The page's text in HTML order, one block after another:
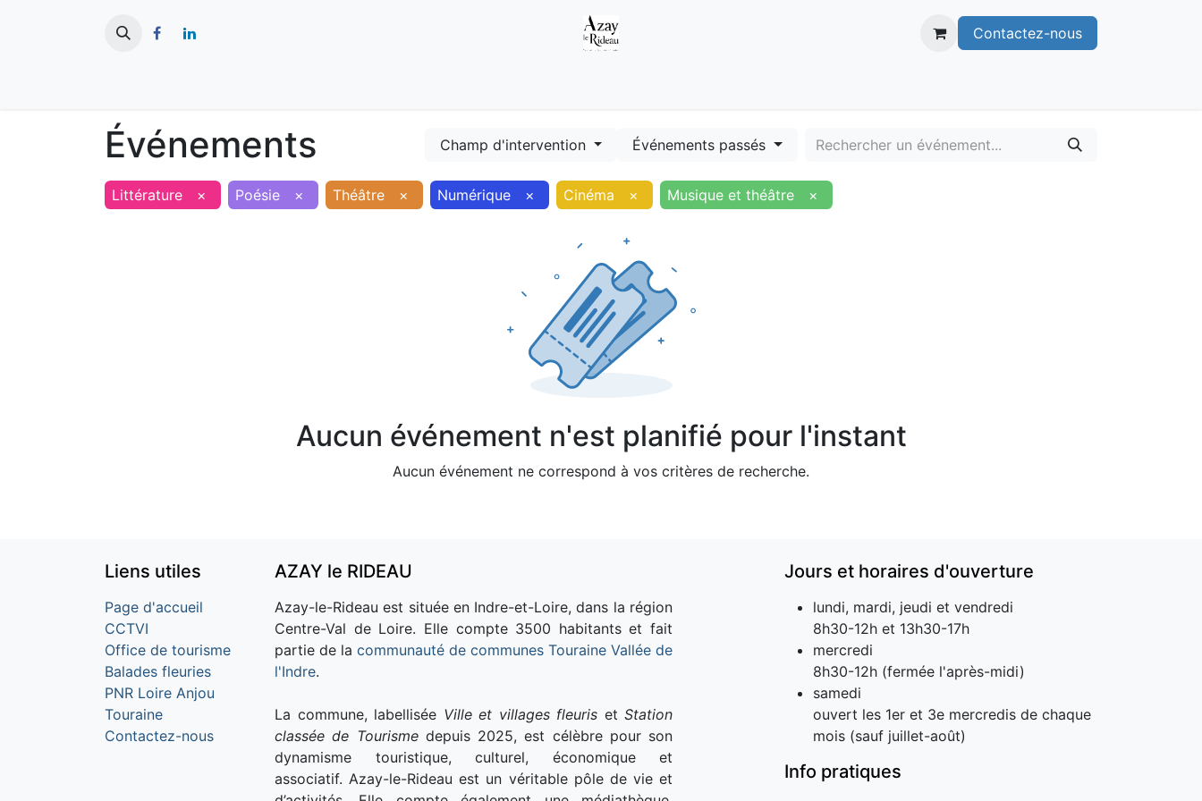
Contactez-nous
Événements Champ d'intervention Événements passés
Littérature × Poésie × Théâtre × Numérique × Cinéma × Musique et théâtre ×
Aucun événement n'est planifié pour l'instant
Aucun événement ne correspond à vos critères de recherche.
Liens utiles
Page d'accueil
CCTVI
Office de tourisme
Balades fleuries
PNR Loire Anjou
Touraine
Contactez-nous
AZAY le RIDEAU
Azay-le-Rideau est située en Indre-et-Loire, dans la région
Centre-Val de Loire. Elle compte 3500 habitants et fait
partie de la communauté de communes Touraine Vallée de
l'Indre.
La commune, labellisée Ville et villages fleuris et Station
classée de Tourismedepuis 2025, est célèbre pour son
dynamisme touristique, culturel, économique et
associatif. Azay-le-Rideau est un véritable pôle de vie et
Jours et horaires d'ouverture
lundi, mardi, jeudi et vendredi
8h30-12h et 13h30-17h
mercredi
8h30-12h (fermée l'après-midi)
samedi
ouvert les 1er et 3e mercredis de chaque
mois (sauf juillet-août)
Info pratiques